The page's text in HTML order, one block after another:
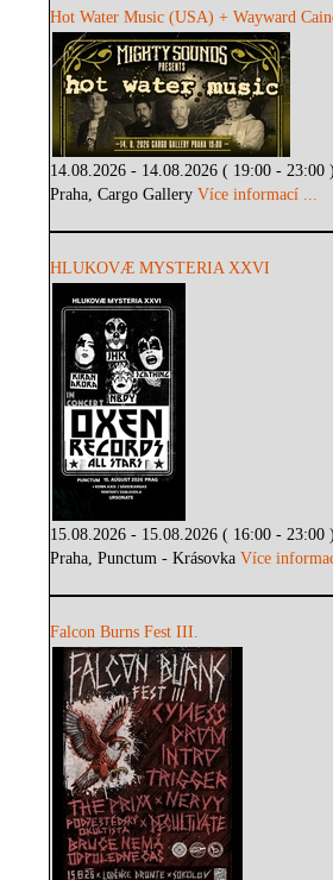
Hot Water Music (USA) + Wayward
14.08.2026 - 14.08.2026 ( 19:00 - 23:00 )
Praha, Cargo GalleryVíce informací ...
HLUKOVÆ MYSTERIA XXVI
15.08.2026 - 15.08.2026 ( 16:00 - 23:00 )
Praha, Punctum - KrásovkaVíce
Falcon Burns Fest III.